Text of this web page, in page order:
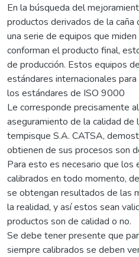
En la búsqueda del
productos derivados de la caña
una serie de equipos que
conforman el producto final,
de producción. Estos equipos
estándares internacionales
los estándares de ISO 9000
Le corresponde precisamente
aseguramiento de la calidad de
tempisque S.A. CATSA,
obtienen de sus procesos son
Para esto es necesario que los
calibrados en todo momento,
se obtengan resultados de las
la realidad, y así estos sean
productos son de calidad o no.
Se debe tener presente que
siempre calibrados se deben